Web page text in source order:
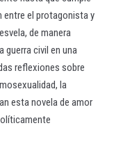
entre el protagonista y
de manera
guerra civil en una
reflexiones sobre
la
esta novela de amor